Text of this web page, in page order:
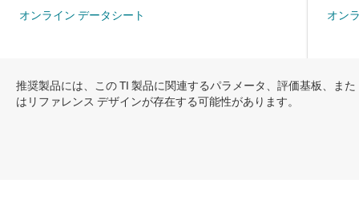
推奨製品には、この TI 製品に関連するパラメータ、評価基板、また
はリファレンス デザインが存在する可能性があります。